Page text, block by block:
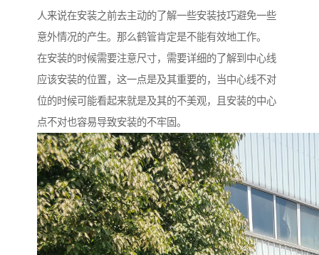
人来说在安装之前去主动的了解一些安装技巧避免一些
意外情况的产生。那么鹤管肯定是不能有效地工作。
在安装的时候需要注意尺寸，需要详细的了解到中心线
应该安装的位置，这一点是及其重要的，当中心线不对
位的时候可能看起来就是及其的不美观，且安装的中心
点不对也容易导致安装的不牢固。